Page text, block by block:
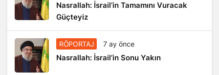
Nasrallah: İsrail’in Tamamını Vuracak
Güçteyiz
RÖPORTAJ 7 ay önce
Nasrallah: İsrail’in Sonu Yakın